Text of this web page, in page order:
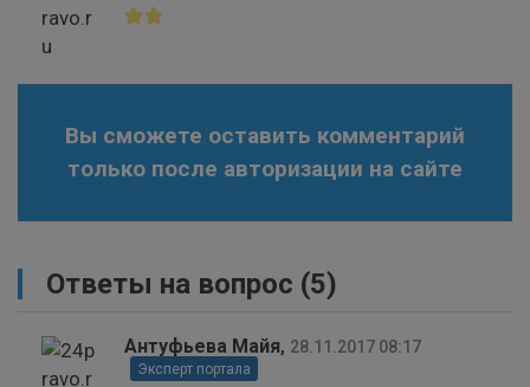
Вы сможете оставить комментарий
только после авторизации на сайте
Ответы на вопрос (5)
Антуфьева Майя, 28.11.2017 08:17
Эксперт портала